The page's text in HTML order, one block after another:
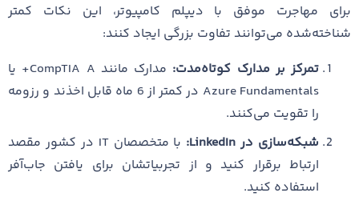
برای مهاجرت موفق با دیپلم کامپیوتر، این نکات کمتر
شناخته‌شده می‌توانند تفاوت بزرگی ایجاد کنند:
تمرکز بر مدارک کوتاه‌مدت:
مدارک مانند CompTIA A+ یا
Azure Fundamentals در کمتر از 6 ماه قابل اخذند و رزومه
را تقویت می‌کنند.
شبکه‌سازی در LinkedIn:
با متخصصان IT در کشور مقصد
ارتباط برقرار کنید و از تجربیاتشان برای یافتن جاب‌آفر
استفاده کنید.